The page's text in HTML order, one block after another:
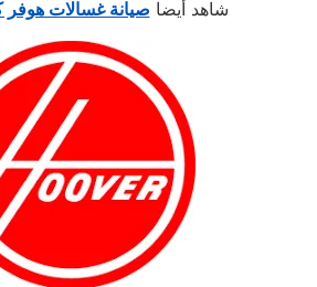
شاهد أيضا صيانة غسالات هوفر